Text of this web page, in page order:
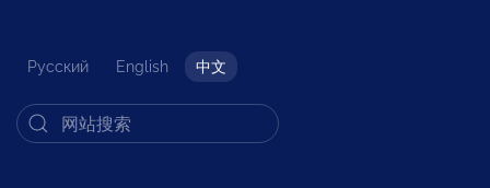
Русский English 中文